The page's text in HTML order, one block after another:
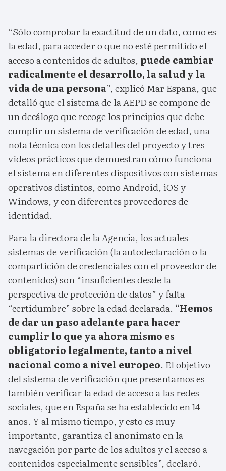
“Sólo comprobar la exactitud de un dato, como es
la edad, para acceder o que no esté permitido el
acceso a contenidos de adultos, puede cambiar
radicalmente el desarrollo, la salud y la
vida de una persona”, explicó Mar España, que
detalló que el sistema de la AEPD se compone de
un decálogo que recoge los principios que debe
cumplir un sistema de verificación de edad, una
nota técnica con los detalles del proyecto y tres
vídeos prácticos que demuestran cómo funciona
el sistema en diferentes dispositivos con sistemas
operativos distintos, como Android, iOS y
Windows, y con diferentes proveedores de
identidad.
Para la directora de la Agencia, los actuales
sistemas de verificación (la autodeclaración o la
compartición de credenciales con el proveedor de
contenidos) son “insuficientes desde la
perspectiva de protección de datos” y falta
“certidumbre” sobre la edad declarada. “Hemos
de dar un paso adelante para hacer
cumplir lo que ya ahora mismo es
obligatorio legalmente, tanto a nivel
nacional como a nivel europeo. El objetivo
del sistema de verificación que presentamos es
también verificar la edad de acceso a las redes
sociales, que en España se ha establecido en 14
años. Y al mismo tiempo, y esto es muy
importante, garantiza el anonimato en la
navegación por parte de los adultos y el acceso a
contenidos especialmente sensibles”, declaró.